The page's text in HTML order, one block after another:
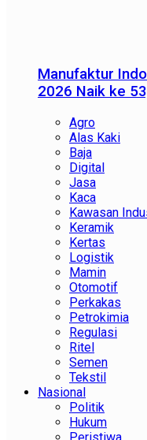
Manufaktur
2026 Naik ke
Agro
Alas Kaki
Baja
Digital
Jasa
Kaca
Kawasan
Keramik
Kertas
Logistik
Mamin
Otomotif
Perkakas
Petrokimia
Regulasi
Ritel
Semen
Tekstil
Nasional
Politik
Hukum